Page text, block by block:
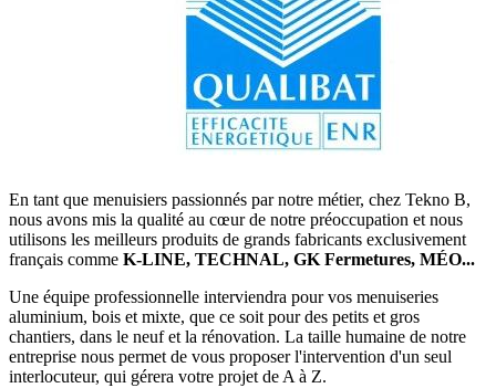
En tant que menuisiers passionnés par notre métier, chez Tekno B,
nous avons mis la qualité au cœur de notre préoccupation et nous
utilisons les meilleurs produits de grands fabricants exclusivement
français comme K-LINE, TECHNAL, GK Fermetures, MÉO...
Une équipe professionnelle interviendra pour vos menuiseries
aluminium, bois et mixte, que ce soit pour des petits et gros
chantiers, dans le neuf et la rénovation. La taille humaine de notre
entreprise nous permet de vous proposer l'intervention d'un seul
interlocuteur, qui gérera votre projet de A à Z.